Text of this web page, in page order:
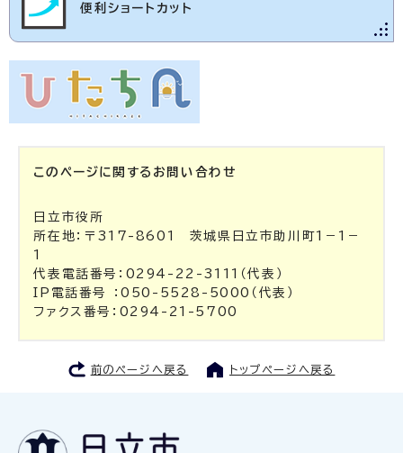
便利ショートカット
このページに関する お問い合わせ
日立市役所
所在地：〒317-8601 茨城県日立市助川町1－1－
1
代表電話番号：0294-22-3111（代表）
IP電話番号 ：050-5528-5000（代表）
ファクス番号：0294-21-5700
前のページへ戻る トップページへ戻る